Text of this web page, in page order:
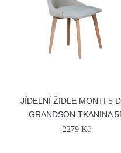
JÍDELNÍ ŽIDLE MONTI 5
GRANDSON TKANINA
2279 Kč